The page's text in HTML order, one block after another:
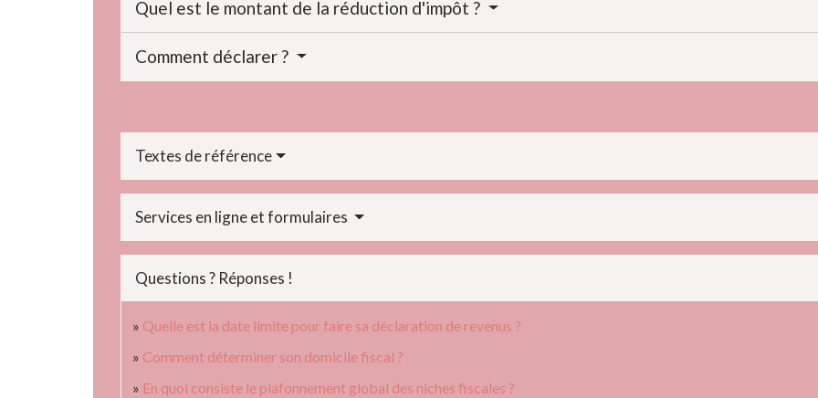
Quel est le montant de la réduction d'impôt ?
Comment déclarer ?
Textes de référence
Services en ligne et formulaires
Questions ? Réponses !
Quelle est la date limite pour faire sa déclaration de revenus ?
Comment déterminer son domicile fiscal ?
En quoi consiste le plafonnement global des niches fiscales ?